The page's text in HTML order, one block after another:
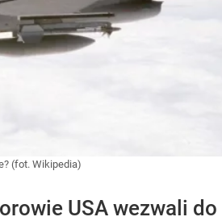
(fot. Wikipedia)
USA wezwali